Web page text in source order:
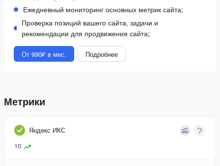
Ежедневный мониторинг основных метрик сайта;
Проверка позиций вашего сайта, задачи и
рекомендации для продвижения сайта;
От 990₽ в мес. Подробнее
Метрики
Яндекс ИКС
10